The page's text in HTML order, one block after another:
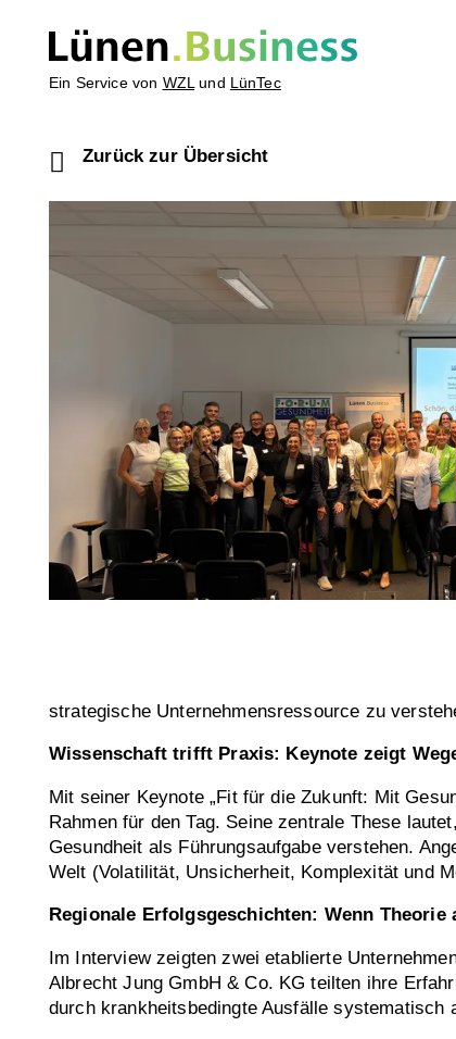
Ein Service von WZL und LünTec
Zurück zur Übersicht
strategische Unternehmensressource zu
Wissenschaft trifft Praxis: Keynote zeigt
Mit seiner Keynote „Fit für die Zukunft: Mit
Rahmen für den Tag. Seine zentrale These
Gesundheit als Führungsaufgabe verstehen.
Welt (Volatilität, Unsicherheit, Komplexität und
Regionale Erfolgsgeschichten: Wenn
Im Interview zeigten zwei etablierte
Albrecht Jung GmbH & Co. KG teilten ihre
durch krankheitsbedingte Ausfälle